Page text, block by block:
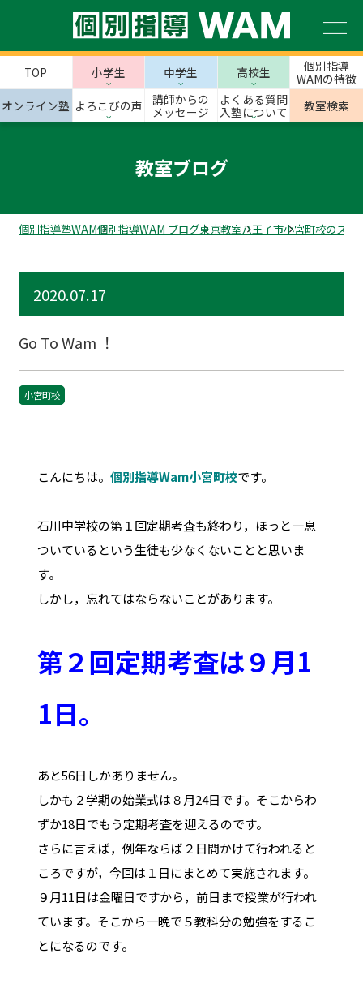
TOP 小学生 中学生 高校生
個別指導
WAMの特徴
オンライン塾 よろこびの声
講師からの
メッセージ
よくある質問
入塾について
教室検索
教室ブログ
個別指導塾WAM個別指導WAM ブログ東京教室八王子市小宮町校のスタ
2020.07.17
Go To Wam ！
小宮町校
こんにちは。 個別指導Wam小宮町校です。
石川中学校の第１回定期考査も終わり，ほっと一息
ついているという生徒も少なくないことと思いま
す。
しかし，忘れてはならないことがあります。
第２回定期考査は９月1
1日。
あと56日しかありません。
しかも２学期の始業式は８月24日です。そこからわ
ずか18日でもう定期考査を迎えるのです。
さらに言えば，例年ならば２日間かけて行われると
ころですが，今回は１日にまとめて実施されます。
９月11日は金曜日ですから，前日まで授業が行われ
ています。そこから一晩で５教科分の勉強をするこ
とになるのです。